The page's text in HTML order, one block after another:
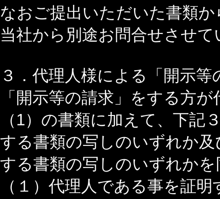
なおご提出いただいた書類
当社から別途お問合せさせ
３．代理人様による「開示等
「開示等の請求」をする方
（1）の書類に加えて、下記
する書類の写しのいずれか
する書類の写しのいずれか
（１）代理人である事を証明